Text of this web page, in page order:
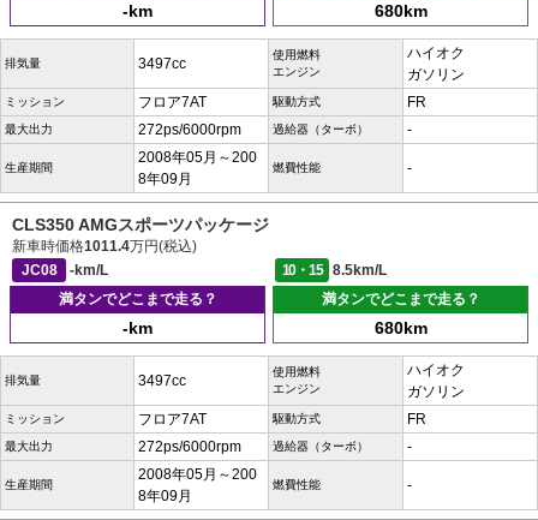
-km 680km
排気量 3497cc
使用燃料
エンジン
ハイオク
ガソリン
ミッション フロア7AT 駆動方式 FR
最大出力 272ps/6000rpm 過給器（ターボ） -
生産期間
2008年05月～200
8年09月
燃費性能 -
CLS350 AMGスポーツパッケージ
新車時価格1011.4万円(税込)
JC08
-km/L 10・15
8.5km/L
満タンでどこまで走る？
-km
満タンでどこまで走る？
680km
排気量 3497cc
使用燃料
エンジン
ハイオク
ガソリン
ミッション フロア7AT 駆動方式 FR
最大出力 272ps/6000rpm 過給器（ターボ） -
生産期間
2008年05月～200
8年09月
燃費性能 -